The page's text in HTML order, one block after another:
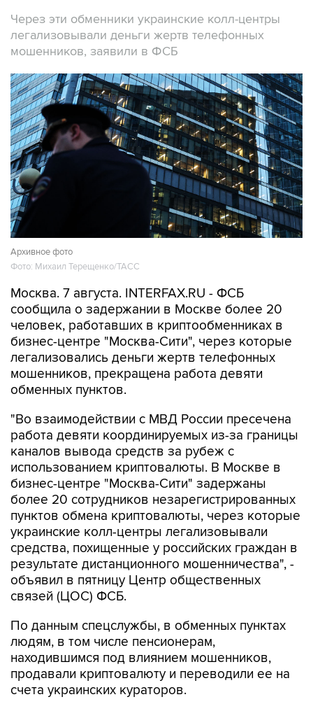
Через эти обменники украинские колл-центры
легализовывали деньги жертв телефонных
мошенников, заявили в ФСБ
Архивное фото
Фото: Михаил Терещенко/ТАСС
Москва. 7 августа. INTERFAX.RU - ФСБ
сообщила о задержании в Москве более 20
человек, работавших в криптообменниках в
бизнес-центре "Москва-Сити", через которые
легализовались деньги жертв телефонных
мошенников, прекращена работа девяти
обменных пунктов.
"Во взаимодействии с МВД России пресечена
работа девяти координируемых из-за границы
каналов вывода средств за рубеж с
использованием криптовалюты. В Москве в
бизнес-центре "Москва-Сити" задержаны
более 20 сотрудников незарегистрированных
пунктов обмена криптовалюты, через которые
украинские колл-центры легализовывали
средства, похищенные у российских граждан в
результате дистанционного мошенничества", -
объявил в пятницу Центр общественных
связей (ЦОС) ФСБ.
По данным спецслужбы, в обменных пунктах
людям, в том числе пенсионерам,
находившимся под влиянием мошенников,
продавали криптовалюту и переводили ее на
счета украинских кураторов.